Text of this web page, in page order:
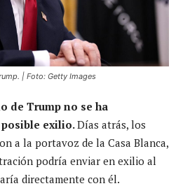
| Foto: Getty Images
de Trump no se ha
exilio.Días atrás, los
a la portavoz de la Casa Blanca,
podría enviar en exilio al
directamente con él.